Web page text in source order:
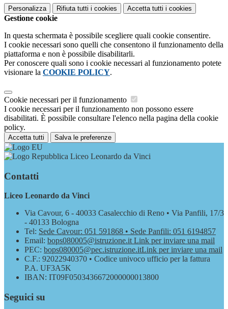
Personalizza Rifiuta tutti i cookies Accetta tutti i cookies
Gestione cookie
In questa schermata è possibile scegliere quali cookie consentire.
I cookie necessari sono quelli che consentono il funzionamento della
piattaforma e non è possibile disabilitarli.
Per conoscere quali sono i cookie necessari al funzionamento potete
visionare la COOKIE POLICY.
Cookie necessari per il funzionamento
I cookie necessari per il funzionamento non possono essere
disabilitati. È possibile consultare l'elenco nella pagina della cookie
policy.
Accetta tutti Salva le preferenze
Liceo Leonardo da Vinci
Contatti
Liceo Leonardo da Vinci
Via Cavour, 6 - 40033 Casalecchio di Reno • Via Panfili, 17/3
- 40133 Bologna
Tel: Sede Cavour: 051 591868 • Sede Panfili: 051 6194857
Email: bops080005@istruzione.it Link per inviare una mail
PEC: bops080005@pec.istruzione.itLink per inviare una mail
C.F.: 92022940370 • Codice univoco ufficio per la fattura
P.A. UF3A5K
IBAN: IT09F0503436672000000013800
Seguici su